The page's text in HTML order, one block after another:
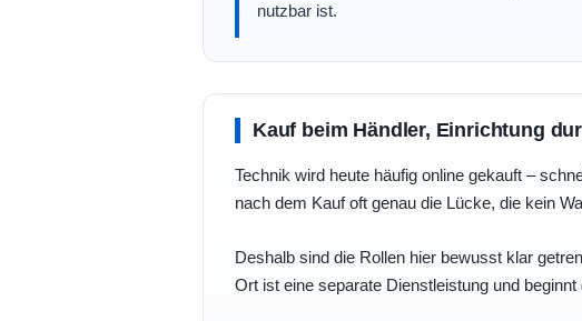
nutzbar ist.
Kauf beim Händler, Einrichtung
Technik wird heute häufig online gekauft –
nach dem Kauf oft genau die Lücke, die kein
Deshalb sind die Rollen hier bewusst klar
Ort ist eine separate Dienstleistung und